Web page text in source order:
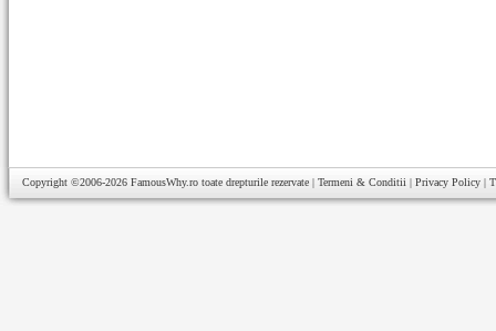
Copyright ©2006-2026 FamousWhy.ro toate drepturile rezervate | Termeni & Conditii | Privacy Policy |